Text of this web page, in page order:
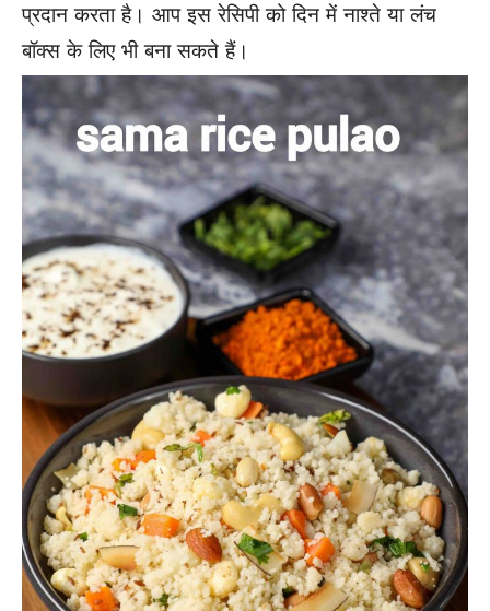
प्रदान करता है। आप इस रेसिपी को दिन में नाश्ते या लंच
बॉक्स के लिए भी बना सकते हैं।